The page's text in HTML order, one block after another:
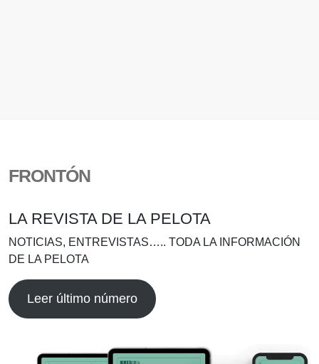
FRONTÓN
LA REVISTA DE LA PELOTA
NOTICIAS, ENTREVISTAS….. TODA LA INFORMACIÓN
DE LA PELOTA
Leer último número